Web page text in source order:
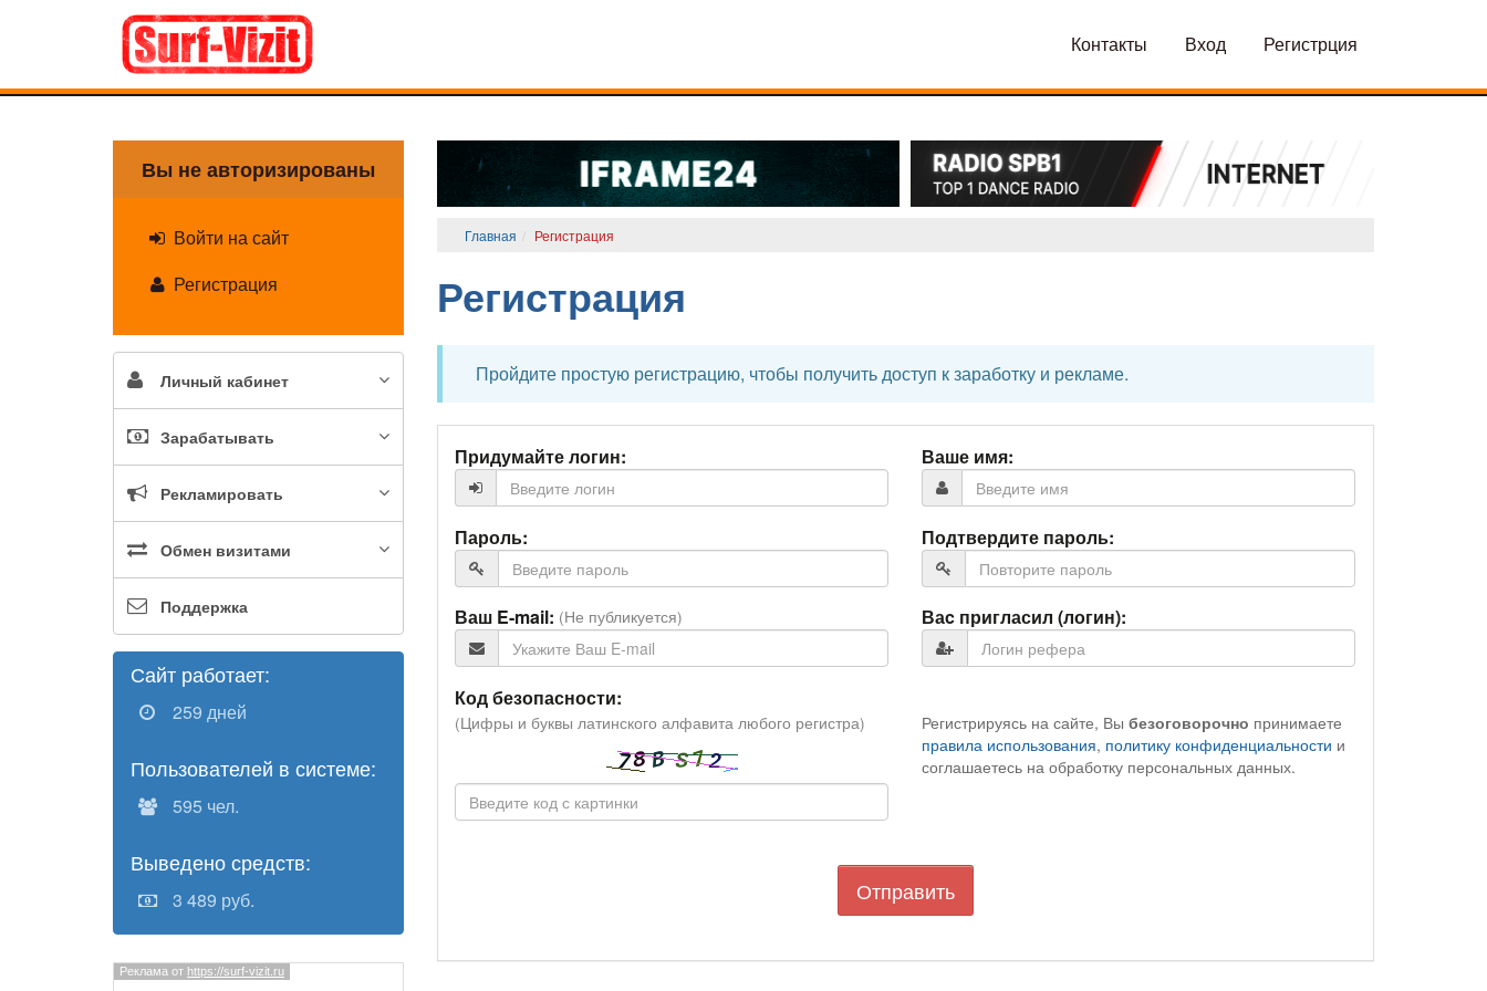
Контакты Вход Регистрция
Вы не авторизированы
Войти на сайт
Регистрация
Личный кабинет
Зарабатывать
Рекламировать
Обмен визитами
Поддержка
Сайт работает:
259 дней
Пользователей в системе:
595 чел.
Выведено средств:
3 489 руб.
Реклама от https://surf-vizit.ru
Главная Регистрация
Регистрация
Пройдите простую регистрацию, чтобы получить доступ к заработку и рекламе.
Придумайте логин: Ваше имя:
Пароль: Подтвердите пароль:
Ваш E-mail: (Не публикуется) Ваc пригласил (логин):
Код безопасности:
(Цифры и буквы латинского алфавита любого регистра) Регистрируясь на сайте, Выбезоговорочно принимаете
правила использования, политику конфиденциальности и
соглашаетесь на обработку персональных данных.
Отправить